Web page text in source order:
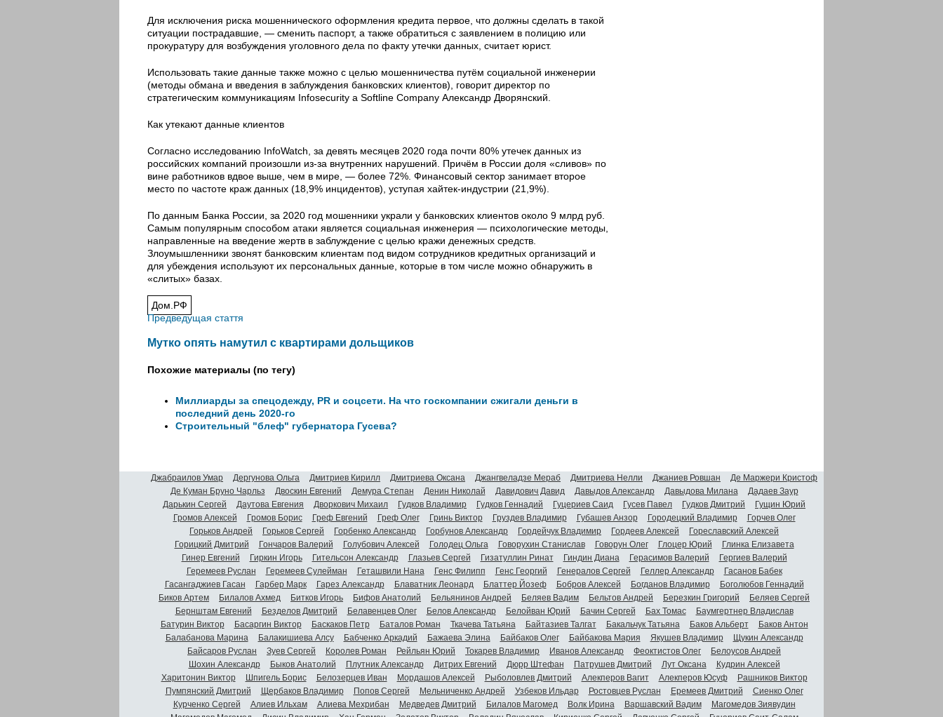
Для исключения риска мошеннического оформления кредита первое, что должны сделать в такой
ситуации пострадавшие, — сменить паспорт, а также обратиться с заявлением в полицию или
прокуратуру для возбуждения уголовного дела по факту утечки данных, считает юрист.
Использовать такие данные также можно с целью мошенничества путём социальной инженерии
(методы обмана и введения в заблуждения банковских клиентов), говорит директор по
стратегическим коммуникациям Infosecurity a Softline Company Александр Дворянский.
Как утекают данные клиентов
Согласно исследованию InfoWatch, за девять месяцев 2020 года почти 80% утечек данных из
российских компаний произошли из-за внутренних нарушений. Причём в России доля «сливов» по
вине работников вдвое выше, чем в мире, — более 72%. Финансовый сектор занимает второе
место по частоте краж данных (18,9% инцидентов), уступая хайтек-индустрии (21,9%).
По данным Банка России, за 2020 год мошенники украли у банковских клиентов около 9 млрд руб.
Самым популярным способом атаки является социальная инженерия — психологические методы,
направленные на введение жертв в заблуждение с целью кражи денежных средств.
Злоумышленники звонят банковским клиентам под видом сотрудников кредитных организаций и
для убеждения используют их персональных данные, которые в том числе можно обнаружить в
«слитых» базах.
Дом.РФ
Предведущая стаття
Мутко опять намутил с квартирами дольщиков
Похожие материалы (по тегу)
Миллиарды за спецодежду, PR и соцсети. На что госкомпании сжигали деньги в
последний день 2020-го
Строительный "блеф" губернатора Гусева?
Джабраилов Умар Дергунова Ольга Дмитриев Кирилл Дмитриева Оксана Джангвеладзе Мераб Дмитриева Нелли Джаниев Ровшан
Де Маржери Кристоф
Де Куман Бруно Чарльз
Двоскин Евгений Демура Степан Денин Николай Давидович Давид Давыдов Александр Давыдова Милана
Дадаев Заур
Дарькин Сергей
Даутова Евгения Дворкович Михаил Гудков Владимир Гудков Геннадий Гуцериев Саид Гусев Павел Гудков Дмитрий
Гущин Юрий
Громов Алексей
Громов Борис Греф Евгений Греф Олег Гринь Виктор Груздев Владимир Губашев Анзор Городецкий Владимир
Горчев Олег
Горьков Андрей
Горьков Сергей Горбенко Александр Горбунов Александр Гордейчук Владимир Гордеев Алексей
Гореславский Алексей
Горицкий Дмитрий
Гончаров Валерий Голубович Алексей Голодец Ольга Говорухин Станислав Говорун Олег Глоцер Юрий
Глинка Елизавета
Гинер Евгений
Гиркин Игорь Гительсон Александр Глазьев Сергей Гизатуллин Ринат Гиндин Диана Герасимов Валерий
Гергиев Валерий
Геремеев Руслан
Геремеев Сулейман Геташвили Нана Генс Филипп Генс Георгий Генералов Сергей Геллер Александр
Гасанов Бабек
Гасангаджиев Гасан
Гарбер Марк Гарез Александр Блаватник Леонард Блаттер Йозеф Бобров Алексей Богданов Владимир
Боголюбов Геннадий
Биков Артем
Билалов Ахмед Битков Игорь Бифов Анатолий Бельянинов Андрей Беляев Вадим Бельтов Андрей Березкин Григорий
Беляев Сергей
Бернштам Евгений
Безделов Дмитрий Белавенцев Олег Белов Александр Белойван Юрий Бачин Сергей Бах Томас
Баумгертнер Владислав
Батурин Виктор
Басаргин Виктор Баскаков Петр Баталов Роман Ткачева Татьяна Байтазиев Талгат Бакальчук Татьяна Баков Альберт
Баков Антон
Балабанова Марина
Балакишиева Алсу Бабченко Аркадий Бажаева Элина Байбаков Олег Байбакова Мария Якушев Владимир
Щукин Александр
Байсаров Руслан
Зуев Сергей Королев Роман Рейльян Юрий Токарев Владимир Иванов Александр Феоктистов Олег
Белоусов Андрей
Шохин Александр
Быков Анатолий Плутник Александр Дитрих Евгений Дюрр Штефан Патрушев Дмитрий Лут Оксана
Кудрин Алексей
Харитонин Виктор
Шпигель Борис Белозерцев Иван Мордашов Алексей Рыболовлев Дмитрий Алекперов Вагит Алекперов Юсуф
Рашников Виктор
Пумпянский Дмитрий
Щербаков Владимир Попов Сергей Мельниченко Андрей Узбеков Ильдар Ростовцев Руслан Еремеев Дмитрий
Сиенко Олег
Курченко Сергей
Алиев Ильхам Алиева Мехрибан Медведев Дмитрий Билалов Магомед Волк Ирина Варшавский Вадим
Магомедов Зиявудин